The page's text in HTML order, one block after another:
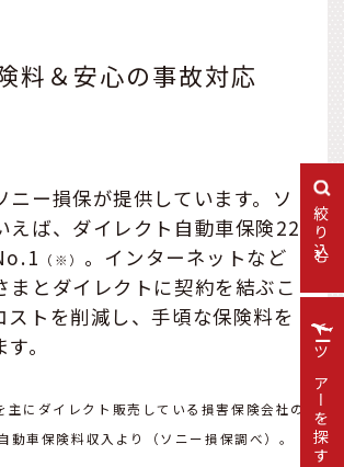
絞り込む
料＆安心の事故対応
ニー損保が提供しています。ソ
えば、ダイレクト自動車保険22
（※） 。インターネットなど
まとダイレクトに契約を結ぶこ
ストを削減し、手頃な保険料を
。
にダイレクト販売している損害保険会社の
動車保険料収入より（ソニー損保調べ）。
ツアーを探す